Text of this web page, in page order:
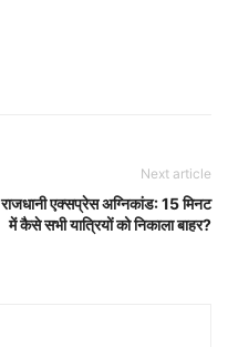
Next article
राजधानी एक्सप्रेस अग्निकांड: 15 मिनट
में कैसे सभी यात्रियों को निकाला बाहर?